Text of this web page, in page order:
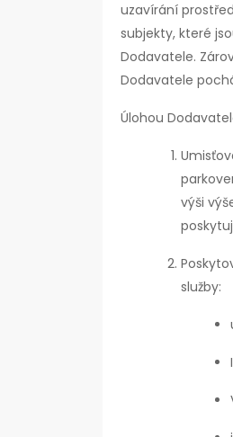
uzavírání
subjekty, které
Dodavatele.
Dodavatele
Úlohou
výši
služby: